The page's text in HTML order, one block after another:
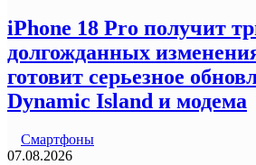
iPhone 18 Pro получит
долгожданных
готовит серьезное
Dynamic Island и модема
Смартфоны
07.08.2026